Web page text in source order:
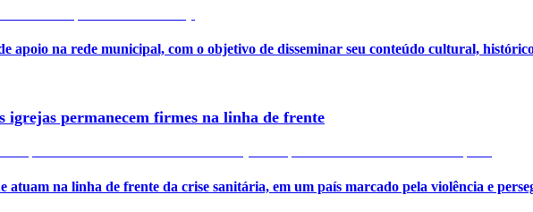
apoio na rede municipal, com o objetivo de disseminar seu conteúdo cultural,
igrejas permanecem firmes na linha de frente
atuam na linha de frente da crise sanitária, em um país marcado pela violência e